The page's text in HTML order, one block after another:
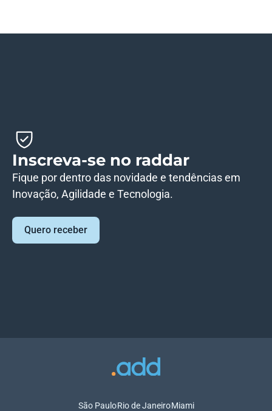
Inscreva-se no raddar
Fique por dentro das novidade e tendências em
Inovação, Agilidade e Tecnologia.
Quero receber
São PauloRio de JaneiroMiami